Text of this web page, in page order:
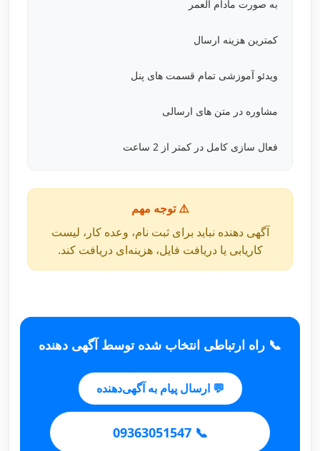
به صورت مادام العمر
کمترین هزینه ارسال
ویدئو آموزشی تمام قسمت های پنل
مشاوره در متن های ارسالی
فعال سازی کامل در کمتر از 2 ساعت
⚠️ توجه مهم
آگهی دهنده نباید برای ثبت نام، وعده کار، لیست
کاریابی یا دریافت فایل، هزینه‌ای دریافت کند.
📞 راه ارتباطی انتخاب شده توسط آگهی دهنده
💬 ارسال پیام به آگهی‌دهنده
📞 09363051547